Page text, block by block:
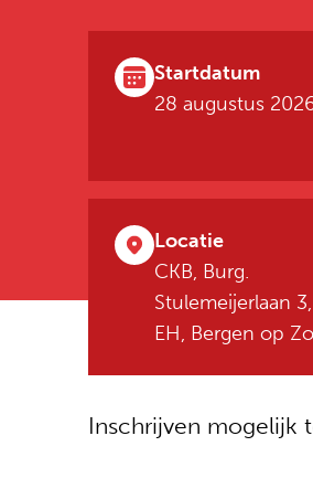
Startdatum
28 augustus
Locatie
CKB, Burg.
Stulemeijerlaan
EH, Bergen op
Inschrijven mogelijk